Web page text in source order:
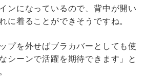
ンになっているので、背中が開い
に着ることができそうですね。
プを外せばブラカバーとしても使
シーンで活躍を期待できます」と